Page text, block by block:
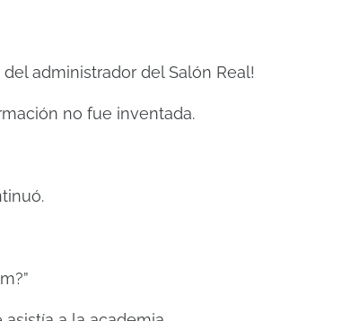
administrador del Salón Real!
no fue inventada.